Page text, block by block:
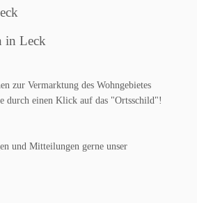
in Leck
zur Vermarktung des Wohngebietes
durch einen Klick auf das "Ortsschild"!
und Mitteilungen gerne unser